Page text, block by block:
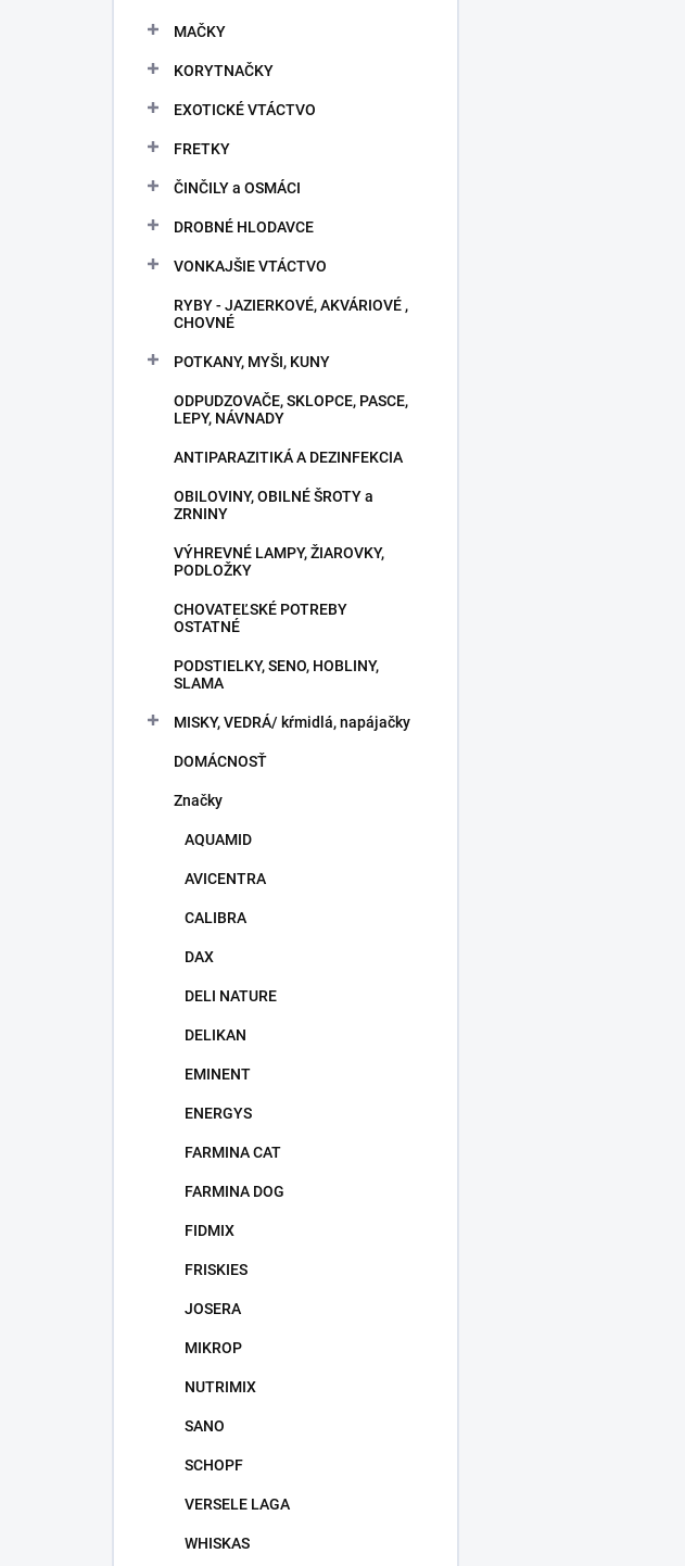
MAČKY
KORYTNAČKY
EXOTICKÉ VTÁCTVO
FRETKY
ČINČILY a OSMÁCI
DROBNÉ HLODAVCE
VONKAJŠIE VTÁCTVO
RYBY - JAZIERKOVÉ, AKVÁRIOVÉ ,
CHOVNÉ
POTKANY, MYŠI, KUNY
ODPUDZOVAČE, SKLOPCE, PASCE,
LEPY, NÁVNADY
ANTIPARAZITIKÁ A DEZINFEKCIA
OBILOVINY, OBILNÉ ŠROTY a
ZRNINY
VÝHREVNÉ LAMPY, ŽIAROVKY,
PODLOŽKY
CHOVATEĽSKÉ POTREBY
OSTATNÉ
PODSTIELKY, SENO, HOBLINY,
SLAMA
MISKY, VEDRÁ/ kŕmidlá, napájačky
DOMÁCNOSŤ
Značky
AQUAMID
AVICENTRA
CALIBRA
DAX
DELI NATURE
DELIKAN
EMINENT
ENERGYS
FARMINA CAT
FARMINA DOG
FIDMIX
FRISKIES
JOSERA
MIKROP
NUTRIMIX
SANO
SCHOPF
VERSELE LAGA
WHISKAS